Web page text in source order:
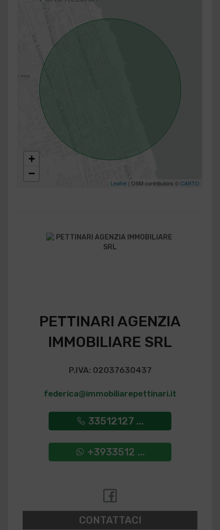
+
−
Leaflet | OSM contributors ©CARTO
PETTINARI AGENZIA
IMMOBILIARE SRL
P.IVA: 02037630437
federica@immobiliarepettinari.it
33512127 ...
+3933512 ...
CONTATTACI